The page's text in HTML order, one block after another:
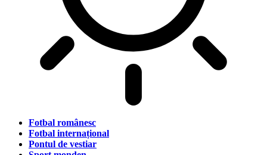
Fotbal românesc
Fotbal internațional
Pontul de vestiar